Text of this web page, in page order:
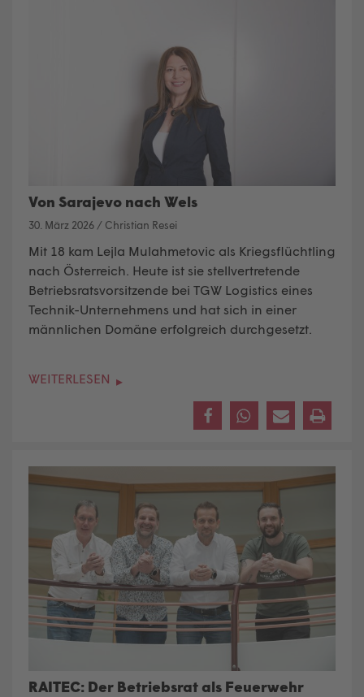
Von Sarajevo nach Wels
30. März 2026 / Christian Resei
Mit 18 kam Lejla Mulahmetovic als Kriegsflüchtling
nach Österreich. Heute ist sie stellvertretende
Betriebsratsvorsitzende bei TGW Logistics eines
Technik-Unternehmens und hat sich in einer
männlichen Domäne erfolgreich durchgesetzt.
WEITERLESEN
RAITEC: Der Betriebsrat als Feuerwehr